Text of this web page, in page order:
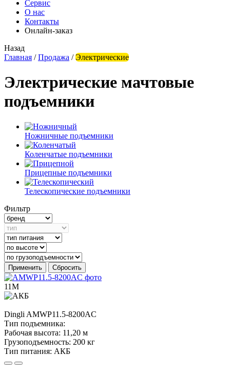
Сервис
О нас
Контакты
Онлайн-заказ
Назад
Главная / Продажа / Электрические
Электрические мачтовые
подъемники
Ножничные подъемники
Коленчатые подъемники
Прицепные подъемники
Телескопические подъемники
Фильтр
Применить Сбросить
11М
Dingli AMWP11.5-8200AC
Тип подъемника:
Рабочая высота: 11,20 м
Грузоподъемность: 200 кг
Тип питания: АКБ